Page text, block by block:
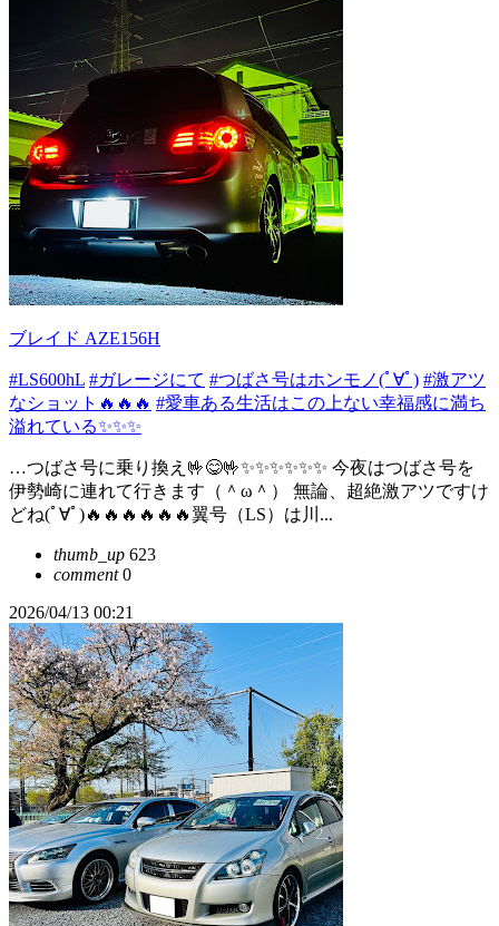
ブレイド AZE156H
#LS600hL #ガレージにて #つばさ号はホンモノ(ﾟ∀ﾟ) #激アツ
なショット🔥🔥🔥 #愛車ある生活はこの上ない幸福感に満ち
溢れている✨✨✨
…つばさ号に乗り換え🤟😋🤟✨✨✨✨✨✨ 今夜はつばさ号を
伊勢崎に連れて行きます（＾ω＾） 無論、超絶激アツですけ
どね(ﾟ∀ﾟ)🔥🔥🔥🔥🔥🔥翼号（LS）は川...
thumb_up 623
comment0
2026/04/13 00:21